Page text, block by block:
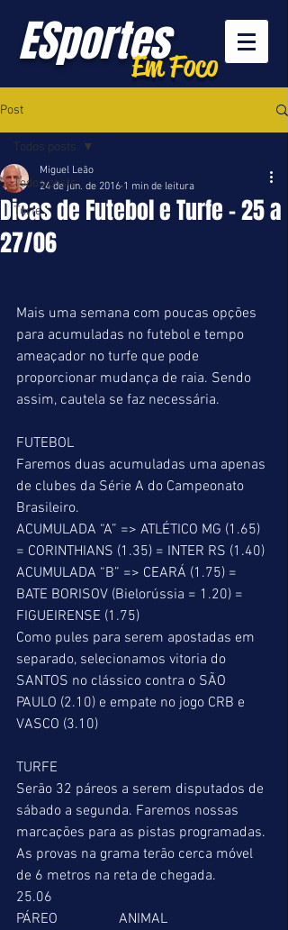
ESportesEm Foco
Post
Todos posts
Turfe
Todos posts
Dicas de Futebol e Turfe - 25 a
27/06
Miguel Leão
24 de jun. de 2016 1 min de leitura
Mais uma semana com poucas opções
para acumuladas no futebol e tempo
ameaçador no turfe que pode
proporcionar mudança de raia. Sendo
assim, cautela se faz necessária.
FUTEBOL
Faremos duas acumuladas uma apenas
de clubes da Série A do Campeonato
Brasileiro.
ACUMULADA “A” => ATLÉTICO MG (1.65)
= CORINTHIANS (1.35) = INTER RS (1.40)
ACUMULADA “B” => CEARÁ (1.75) =
BATE BORISOV (Bielorússia = 1.20) =
FIGUEIRENSE (1.75)
Como pules para serem apostadas em
separado, selecionamos vitoria do
SANTOS no clássico contra o SÃO
PAULO (2.10) e empate no jogo CRB e
VASCO (3.10)
TURFE
Serão 32 páreos a serem disputados de
sábado a segunda. Faremos nossas
marcações para as pistas programadas.
As provas na grama terão cerca móvel
de 6 metros na reta de chegada.
25.06
PÁREO                 ANIMAL